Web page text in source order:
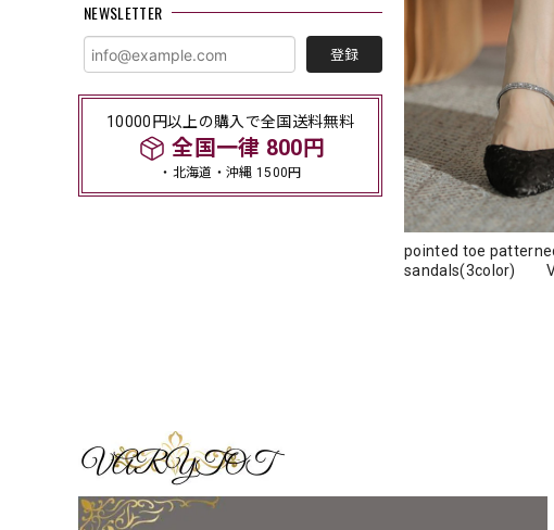
NEWSLETTER
登録
10000円以上の購入で全国送料無料
全国一律 800円
・北海道・沖縄 1500円
pointed toe
sandals(3color)